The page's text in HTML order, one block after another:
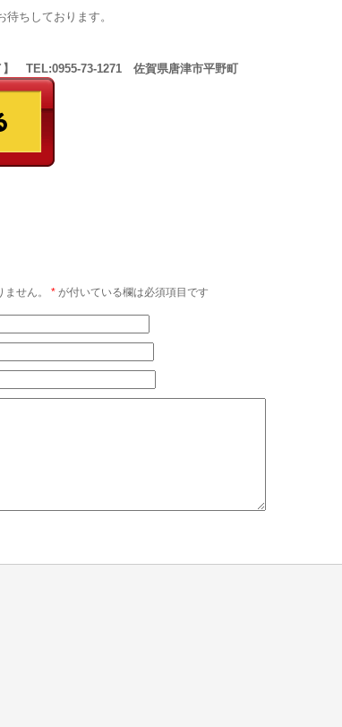
ちしております。
】 TEL:0955-73-1271 佐賀県唐津市平野町
せん。 * が付いている欄は必須項目です